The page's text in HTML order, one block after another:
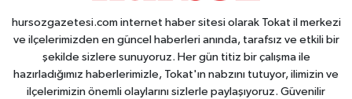
hursozgazetesi.com internet haber sitesi olarak Tokat il merkezi
ve ilçelerimizden en güncel haberleri anında, tarafsız ve etkili bir
şekilde sizlere sunuyoruz. Her gün titiz bir çalışma ile
hazırladığımız haberlerimizle, Tokat'ın nabzını tutuyor, ilimizin ve
ilçelerimizin önemli olaylarını sizlerle paylaşıyoruz. Güvenilir